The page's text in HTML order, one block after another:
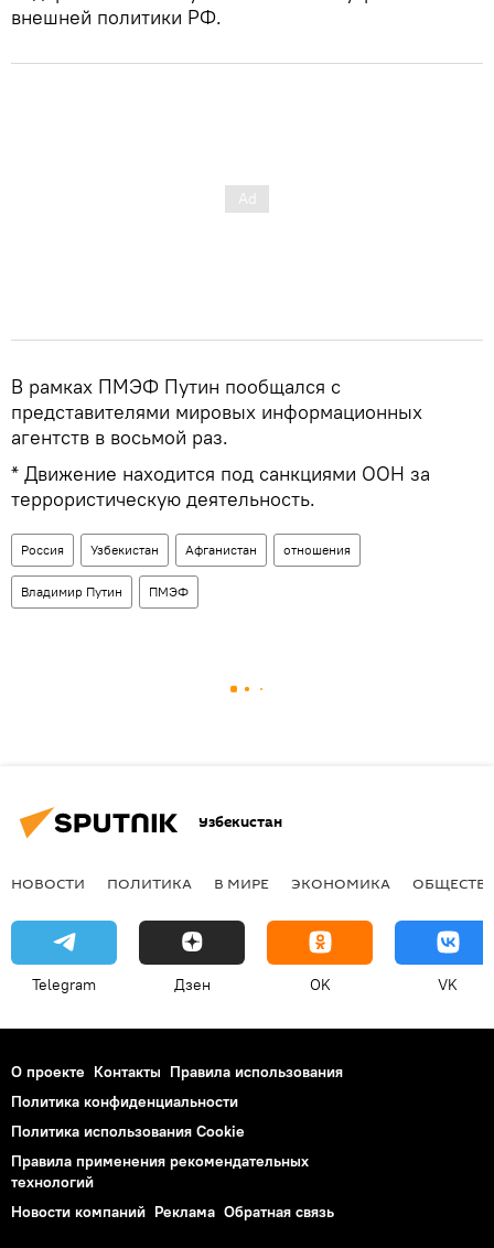
внешней политики РФ.
В рамках ПМЭФ Путин пообщался с
представителями мировых информационных
агентств в восьмой раз.
* Движение находится под санкциями ООН за
террористическую деятельность.
Россия Узбекистан Афганистан отношения
Владимир Путин ПМЭФ
Узбекистан
НОВОСТИ ПОЛИТИКА В МИРЕ ЭКОНОМИКА
Telegram Дзен OK VK
О проекте Контакты Правила использования
Политика конфиденциальности
Политика использования Cookie
Правила применения рекомендательных
технологий
Новости компаний Реклама Обратная связь